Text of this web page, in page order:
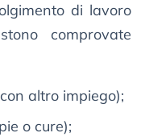
di lavoro
comprovate
altro impiego);
o cure);